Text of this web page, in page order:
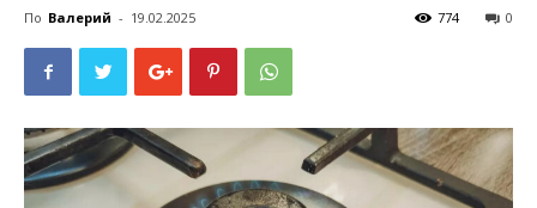
По Валерий - 19.02.2025 0
774